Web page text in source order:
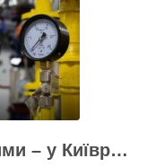
Жодних ілюзій щодо зими – у Київраді закидають, що КМДА виконала План стійкості на 20%